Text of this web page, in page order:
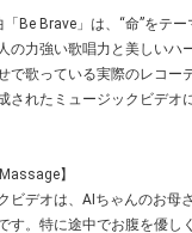
Be Brave」は、“命”をテー
の力強い歌唱力と美しいハ
で歌っている実際のレコー
されたミュージックビデオ
】
ビデオは、AIちゃんのお母
す。特に途中でお腹を優し